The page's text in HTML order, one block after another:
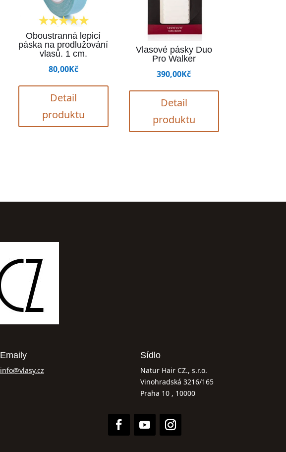
Oboustranná lepicí
páska na prodlužování
vlasů. 1 cm.
80,00Kč
Detail
produktu
Vlasové pásky Duo
Pro Walker
390,00Kč
Detail
produktu
Emaily
info@vlasy.cz
Sídlo
Natur Hair CZ., s.r.o.
Vinohradská 3216/165
Praha 10 , 10000